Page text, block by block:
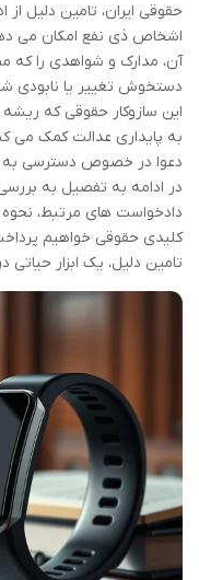
حقوقی ایران، تامین دلیل از
اشخاص ذی نفع امکان می
آن، مدارک و شواهدی را که
دستخوش تغییر یا نابودی
این سازوکار حقوقی که ریشه
به پایداری عدالت کمک می
دعوا در خصوص دسترسی به
در ادامه به تفصیل به
دادخواست های مرتبط،
کلیدی حقوقی خواهیم
تامین دلیل، یک ابزار حیاتی